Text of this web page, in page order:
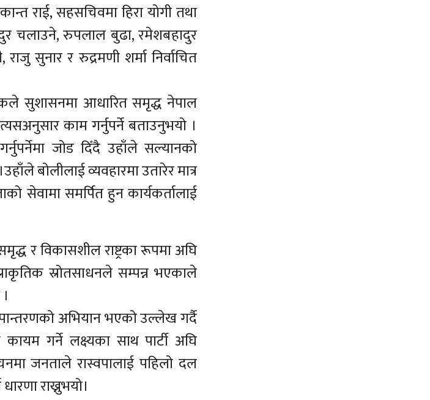
राई, सहसचिवमा हिरा योगी तथा
चलाउने, रुपलाल बुढा, रमेशबहादुर
सुनार र रुद्रमणी शर्मा निर्वाचित
सुशासनमा आधारित समृद्ध नेपाल
काम गर्नुपर्ने बताउनुभयो ।
जोड दिँदै उहाँले सल्यानको
बोलीलाई व्यवहारमा उतारेर मात्र
सेवामा समर्पित हुन कार्यकर्तालाई
र विकासशील राष्ट्रका रूपमा अघि
स्रोतसाधनले सम्पन्न भएकाले
अभियान भएको उल्लेख गर्दै
गर्ने लक्ष्यका साथ पार्टी अघि
जनताले रास्वपालाई पहिलो दल
राख्नुभयो।